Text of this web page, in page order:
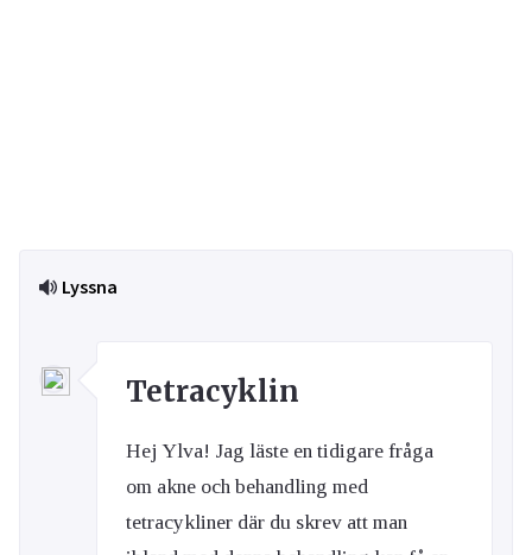
Lyssna
Tetracyklin
Hej Ylva! Jag läste en tidigare fråga
om akne och behandling med
tetracykliner där du skrev att man